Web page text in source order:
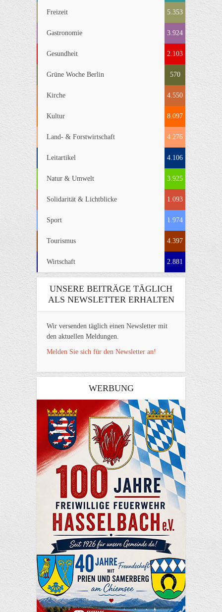
Freizeit 5.353
Gastronomie 3.924
Gesundheit 2.103
Grüne Woche Berlin 570
Kirche 4.550
Kultur 8.097
Land- & Forstwirtschaft 4.276
Leitartikel 4.106
Natur & Umwelt 3.925
Solidarität & Lichtblicke 1.093
Sport 1.974
Tourismus 4.397
Wirtschaft 2.881
UNSERE BEITRÄGE TÄGLICH
ALS NEWSLETTER ERHALTEN
Wir versenden täglich einen Newsletter mit
den aktuellen Meldungen.
Melden Sie sich für den Newsletter an!
WERBUNG